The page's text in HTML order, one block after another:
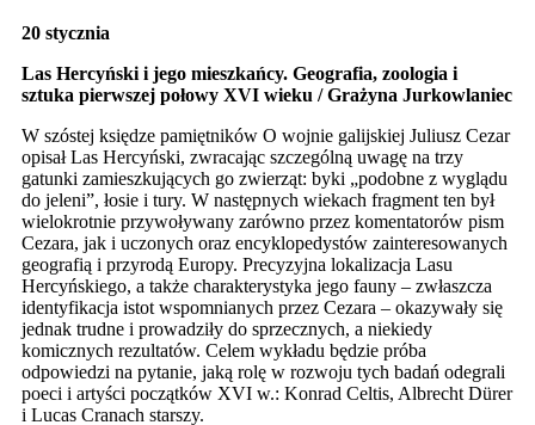
20 stycznia
Las Hercyński i jego mieszkańcy. Geografia, zoologia i
sztuka pierwszej połowy XVI wieku / Grażyna Jurkowlaniec
W szóstej księdze pamiętników O wojnie galijskiej Juliusz Cezar
opisał Las Hercyński, zwracając szczególną uwagę na trzy
gatunki zamieszkujących go zwierząt: byki „podobne z wyglądu
do jeleni”, łosie i tury. W następnych wiekach fragment ten był
wielokrotnie przywoływany zarówno przez komentatorów pism
Cezara, jak i uczonych oraz encyklopedystów zainteresowanych
geografią i przyrodą Europy. Precyzyjna lokalizacja Lasu
Hercyńskiego, a także charakterystyka jego fauny – zwłaszcza
identyfikacja istot wspomnianych przez Cezara – okazywały się
jednak trudne i prowadziły do sprzecznych, a niekiedy
komicznych rezultatów. Celem wykładu będzie próba
odpowiedzi na pytanie, jaką rolę w rozwoju tych badań odegrali
poeci i artyści początków XVI w.: Konrad Celtis, Albrecht Dürer
i Lucas Cranach starszy.